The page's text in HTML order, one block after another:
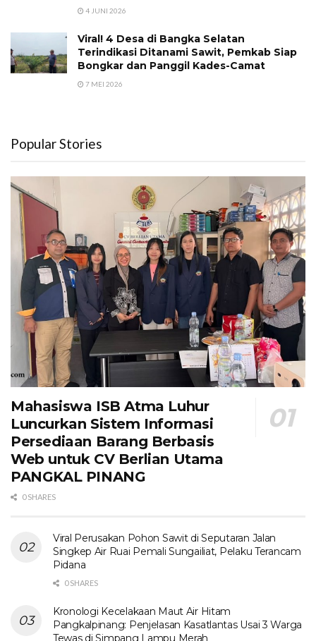
4 JUNI 2026
Viral! 4 Desa di Bangka Selatan
Terindikasi Ditanami Sawit, Pemkab Siap
Bongkar dan Panggil Kades-Camat
7 MEI 2026
Popular Stories
Mahasiswa ISB Atma Luhur
Luncurkan Sistem Informasi
Persediaan Barang Berbasis
Web untuk CV Berlian Utama​
PANGKAL PINANG
0 SHARES
Viral Perusakan Pohon Sawit di Seputaran Jalan
Singkep Air Ruai Pemali Sungailiat, Pelaku Terancam
Pidana
0 SHARES
Kronologi Kecelakaan Maut Air Hitam
Pangkalpinang: Penjelasan Kasatlantas Usai 3 Warga
Tewas di Simpang Lampu Merah